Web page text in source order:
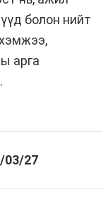
болон нийт
арга
03/27